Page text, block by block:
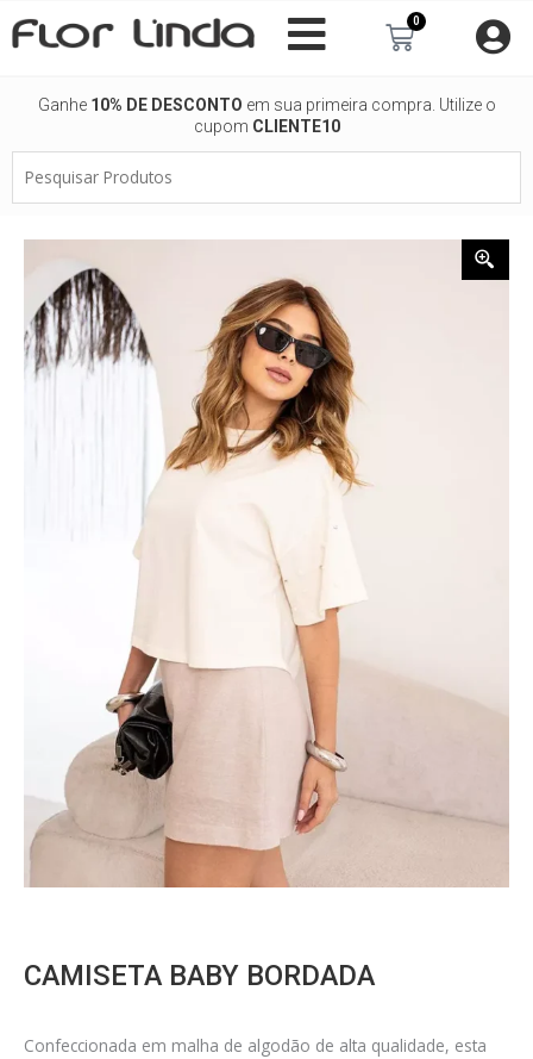
para
0
Carrinho
Ganhe 10% DE DESCONTO em sua primeira compra. Utilize o
cupom CLIENTE10
Produtos
CAMISETA BABY BORDADA
Confeccionada em malha de algodão de alta qualidade, esta